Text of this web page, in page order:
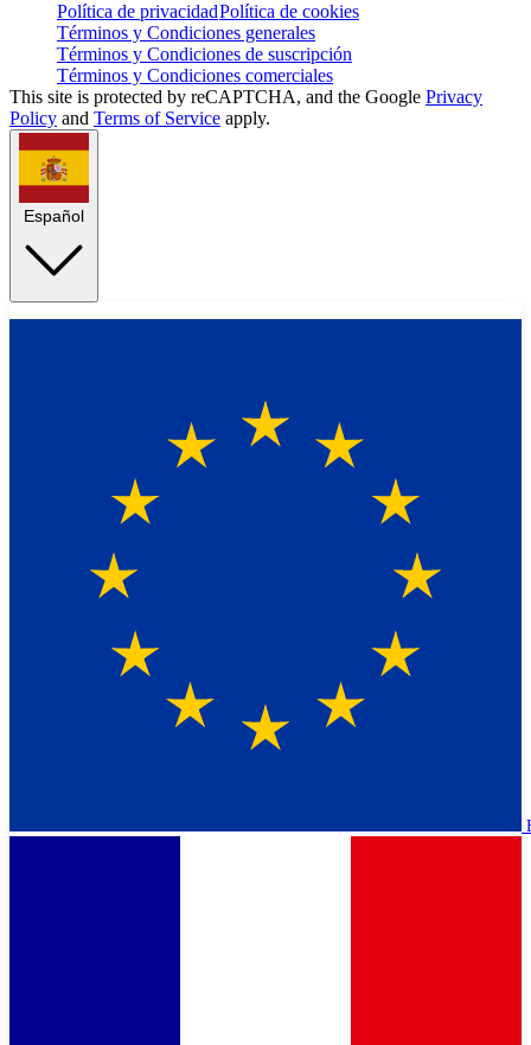
Política de privacidadPolítica de cookies
Términos y Condiciones generales
Términos y Condiciones de suscripción
Términos y Condiciones comerciales
This site is protected by reCAPTCHA, and the Google Privacy
Policy and Terms of Service apply.
Español